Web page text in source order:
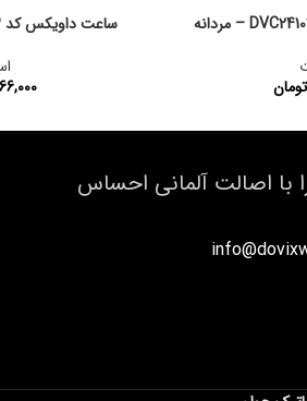
تومان
ساعت داویکس کد DVC241020.3 – مردانه
با اصالت آلمانی احساس